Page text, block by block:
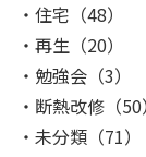
住宅 （48）
再生 （20）
勉強会 （3）
断熱改修 （50）
未分類 （71）